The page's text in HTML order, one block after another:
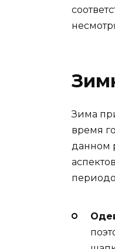
Зима
время
данном